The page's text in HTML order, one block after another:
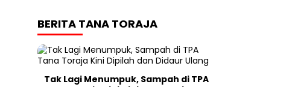
BERITA TANA TORAJA
Tak Lagi Menumpuk, Sampah di TPA